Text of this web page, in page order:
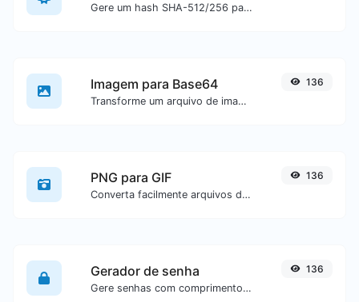
Gere um hash SHA-512/256 para qualquer entrada de texto.
Imagem para Base64
Transforme um arquivo de imagem em uma string Base64.
136
PNG para GIF
Converta facilmente arquivos de imagem PNG para GIF.
136
Gerador de senha
Gere senhas com comprimento e configurações personalizadas.
136